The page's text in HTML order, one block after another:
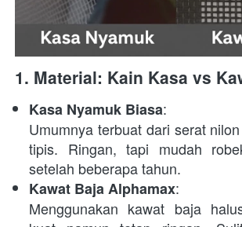
1. Material: Kain Kasa vs
Kasa Nyamuk Biasa:
Umumnya terbuat dari serat
tipis. Ringan, tapi mudah
setelah beberapa tahun.
Kawat Baja Alphamax:
Menggunakan kawat baja